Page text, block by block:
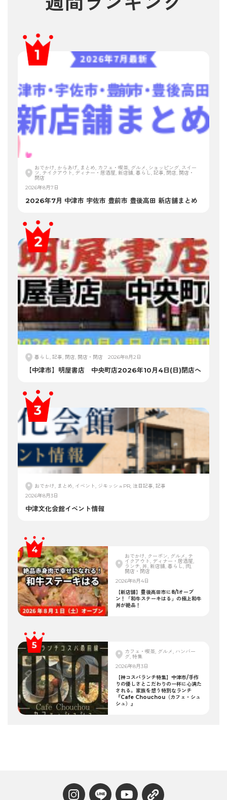
おでかけ, からあげ, まとめ, カフェ・喫茶, グルメ, ショッピング, スイー
ツ, テイクアウト, ディナー・居酒屋, 新店舗, 暮らし, 記事, 閉店, 開店・
閉店
2026年8月7日
2026年7月 中津市 宇佐市 豊前市 豊後高田 新店舗まとめ
暮らし, 記事, 閉店, 開店・閉店 2026年8月2日
【中津市】明屋書店 中央町店2026年10月4日(日)閉店へ
おでかけ, まとめ, イベント, ジモッシュPR, 注目記事, 記事
2026年8月3日
中津文化会館イベント情報
おでかけ, クーポン, グルメ, テ
イクアウト, ディナー・居酒屋,
ランチ, 丼, 新店舗, 暮らし, 肉,
開店・閉店
2026年8月4日
【新店舗】豊後高田市に8/1オープ
ン！「和牛ステーキはる」の極上和牛
丼が絶品！
カフェ・喫茶, グルメ, ハンバー
グ, 特集
2026年8月3日
【神コスパランチ特集】中津市/手作
りの優しさとこだわりの一杯に心満た
される。家族を想う特別なランチ
『Cafe Chouchou（カフェ・シュ
シュ）』